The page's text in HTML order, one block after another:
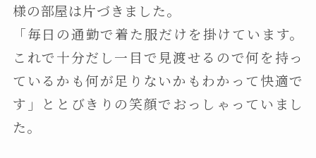
様の部屋は片づきました。
「毎日の通勤で着た服だけを掛けています。
これで十分だし一目で見渡せるので何を持っ
ているかも何が足りないかもわかって快適で
す」ととびきりの笑顔でおっしゃっていまし
た。